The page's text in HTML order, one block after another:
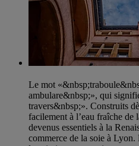
Le mot
ambulare&nbsp;», qui
travers&nbsp;». Construits
facilement à l’eau fraîche de
devenus essentiels à la
commerce de la soie à Lyon.